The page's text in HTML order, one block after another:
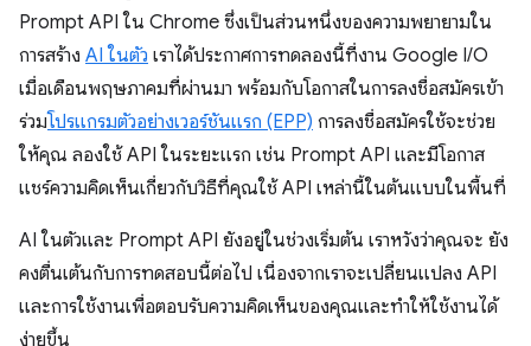
Prompt API ใน Chrome ซึ่งเป็นส่วนหนึ่งของความพยายามใน
การสร้าง AI ในตัว เราได้ประกาศการทดลองนี้ที่งาน Google I/O
เมื่อเดือนพฤษภาคมที่ผ่านมา พร้อมกับโอกาสในการลงชื่อสมัครเข้า
ร่วมโปรแกรมตัวอย่างเวอร์ชันแรก (EPP) การลงชื่อสมัครใช้จะช่วย
ให้คุณ ลองใช้ API ในระยะแรก เช่น Prompt API และมีโอกาส
แชร์ความคิดเห็นเกี่ยวกับวิธีที่คุณใช้ API เหล่านี้ในต้นแบบในพื้นที่
AI ในตัวและ Prompt API ยังอยู่ในช่วงเริ่มต้น เราหวังว่าคุณจะ ยัง
คงตื่นเต้นกับการทดสอบนี้ต่อไป เนื่องจากเราจะเปลี่ยนแปลง API
และการใช้งานเพื่อตอบรับความคิดเห็นของคุณและทำให้ใช้งานได้
ง่ายขึ้น